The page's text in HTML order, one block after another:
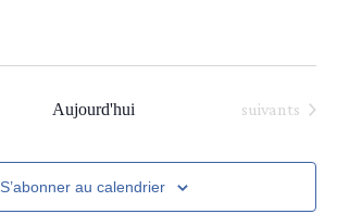
Aujourd'hui Séances
suivants
S’abonner au calendrier